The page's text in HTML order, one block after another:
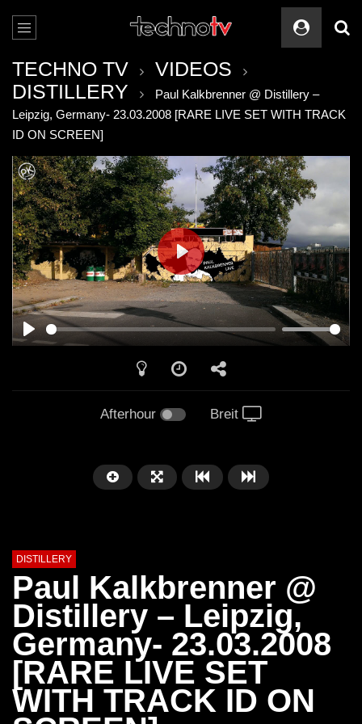
TECHNO TV
VIDEOS
DISTILLERY
Paul Kalkbrenner @ Distillery –
Leipzig, Germany- 23.03.2008 [RARE LIVE SET WITH TRACK
ID ON SCREEN]
PLAY
PLAY
Afterhour Breit
DISTILLERY
Paul Kalkbrenner @
Distillery – Leipzig,
Germany- 23.03.2008
[RARE LIVE SET
WITH TRACK ID ON